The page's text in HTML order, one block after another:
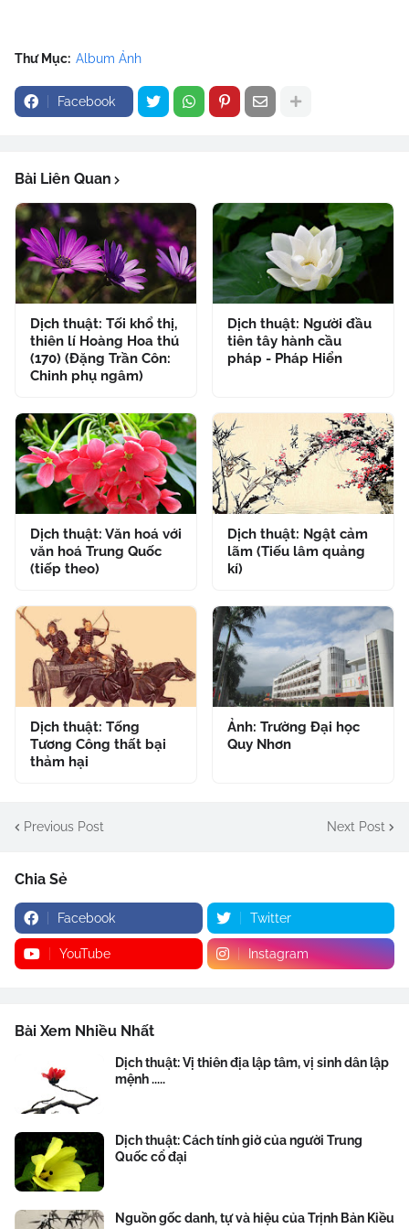
Thư Mục: Album Ảnh
Facebook
Bài Liên Quan
Dịch thuật: Tối khổ thị,
thiên lí Hoàng Hoa thú
(170) (Đặng Trần Côn:
Chinh phụ ngâm)
Dịch thuật: Người đầu
tiên tây hành cầu
pháp - Pháp Hiển
Dịch thuật: Văn hoá với
văn hoá Trung Quốc
(tiếp theo)
Dịch thuật: Ngật cảm
lãm (Tiếu lâm quảng
kí)
Dịch thuật: Tống
Tương Công thất bại
thảm hại
Ảnh: Trường Đại học
Quy Nhơn
Previous Post Next Post
Chia Sẻ
Facebook Twitter
YouTube Instagram
Bài Xem Nhiều Nhất
Dịch thuật: Vị thiên địa lập tâm, vị sinh dân lập
mệnh .....
Dịch thuật: Cách tính giờ của người Trung
Quốc cổ đại
Nguồn gốc danh, tự và hiệu của Trịnh Bản Kiều